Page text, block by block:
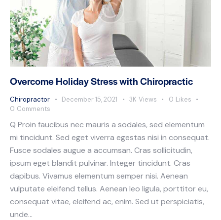
Overcome Holiday Stress with Chiropractic
Chiropractor December 15, 2021 3K Views 0 Likes
0 Comments
Q Proin faucibus nec mauris a sodales, sed elementum
mi tincidunt. Sed eget viverra egestas nisi in consequat.
Fusce sodales augue a accumsan. Cras sollicitudin,
ipsum eget blandit pulvinar. Integer tincidunt. Cras
dapibus. Vivamus elementum semper nisi. Aenean
vulputate eleifend tellus. Aenean leo ligula, porttitor eu,
consequat vitae, eleifend ac, enim. Sed ut perspiciatis,
unde…